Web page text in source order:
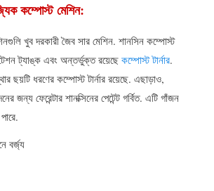
কম্পোস্ট মেশিন:
খুব দরকারী জৈব সার মেশিন. শানসিন কম্পোস্ট
ট্যাঙ্ক এবং অন্তর্ভুক্ত রয়েছে কম্পোস্ট টার্নার.
ছয়টি ধরণের কম্পোস্ট টার্নার রয়েছে. এছাড়াও,
জন্য ফেরেন্টার শানক্সিনের পেটেন্ট গর্বিত. এটি গাঁজন